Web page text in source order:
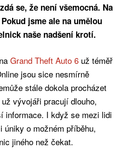
se, že není všemocná. Na
jsme ale na umělou
naše nadšení krotí.
Grand Theft Auto 6 už téměř
jsou sice nesmírně
stále dokola procházet
vývojáři pracují dlouho,
informace. I když se mezi lidi
úniky o možném příběhu,
jiného než čekat.